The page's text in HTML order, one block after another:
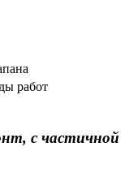
работ
с частичной